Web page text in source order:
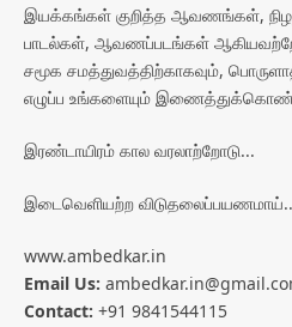
இயக்கங்கள் குறித்த ஆவணங்கள்,
பாடல்கள், ஆவணப்படங்கள்
சமூக சமத்துவத்திற்காகவும்,
எழுப்ப உங்களையும்
இரண்டாயிரம் கால வரலாற்றோடு...
இடைவெளியற்ற
www.ambedkar.in
Email Us:
Contact: +91 9841544115